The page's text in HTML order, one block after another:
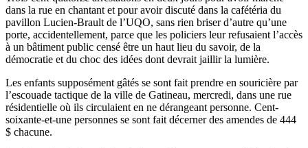
dans la rue en chantant et pour avoir discuté dans la cafétéria du
pavillon Lucien-Brault de l’UQO, sans rien briser d’autre qu’une
porte, accidentellement, parce que les policiers leur refusaient l’accès
à un bâtiment public censé être un haut lieu du savoir, de la
démocratie et du choc des idées dont devrait jaillir la lumière.
Les enfants supposément gâtés se sont fait prendre en souricière par
l’escouade tactique de la ville de Gatineau, mercredi, dans une rue
résidentielle où ils circulaient en ne dérangeant personne. Cent-
soixante-et-une personnes se sont fait décerner des amendes de 444
$ chacune.